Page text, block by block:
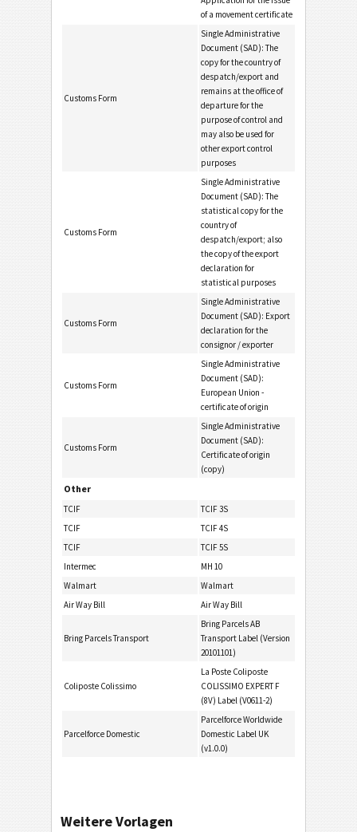
of a movement certificate
Customs Form
Single Administrative
Document (SAD): The
copy for the country of
despatch/export and
remains at the office of
departure for the
purpose of control and
may also be used for
other export control
purposes
Customs Form
Single Administrative
Document (SAD): The
statistical copy for the
country of
despatch/export; also
the copy of the export
declaration for
statistical purposes
Customs Form
Single Administrative
Document (SAD): Export
declaration for the
consignor / exporter
Customs Form
Single Administrative
Document (SAD):
European Union -
certificate of origin
Customs Form
Single Administrative
Document (SAD):
Certificate of origin
(copy)
Other
TCIF
TCIF 3S
TCIF
TCIF 4S
TCIF
TCIF 5S
Intermec
MH 10
Walmart
Walmart
Air Way Bill
Air Way Bill
Bring Parcels Transport
Bring Parcels AB
Transport Label (Version
20101101)
Coliposte Colissimo
La Poste Coliposte
COLISSIMO EXPERT F
(8V) Label (V0611-2)
Parcelforce Domestic
Parcelforce Worldwide
Domestic Label UK
(v1.0.0)
Weitere Vorlagen